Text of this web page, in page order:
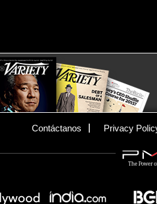
Contáctanos Privacy
The Power